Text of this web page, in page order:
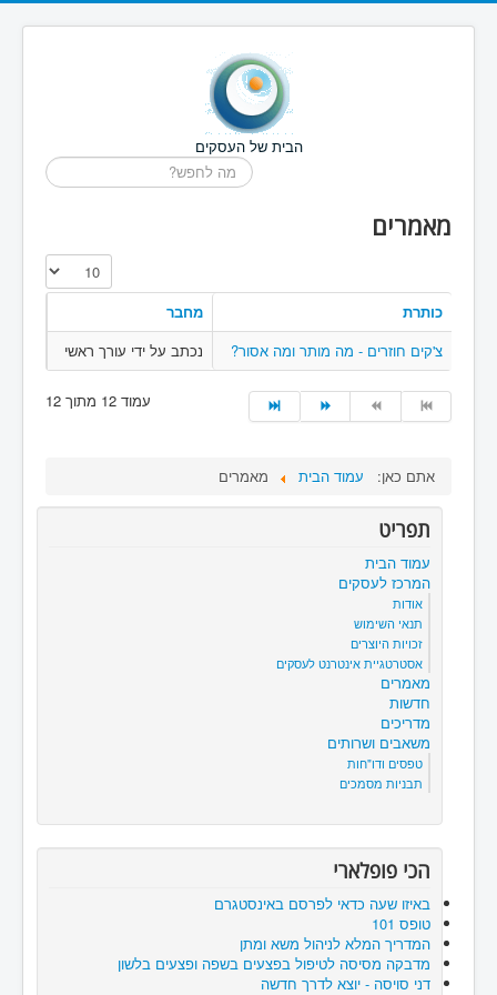
הבית של העסקים
חיפוש...
מאמרים
הצגת #
כותרת
מחבר
צ'קים חוזרים - מה מותר ומה אסור?
נכתב על ידי עורך ראשי
עמוד 12 מתוך 12
אתם כאן: עמוד הבית מאמרים
תפריט
עמוד הבית
המרכז לעסקים
אודות
תנאי השימוש
זכויות היוצרים
אסטרטגיית אינטרנט לעסקים
מאמרים
חדשות
מדריכים
משאבים ושרותים
טפסים ודו"חות
תבניות מסמכים
הכי פופלארי
באיזו שעה כדאי לפרסם באינסטגרם
טופס 101
המדריך המלא לניהול משא ומתן
מדבקה מסיסה לטיפול בפצעים בשפה ופצעים בלשון
דני סויסה - יוצא לדרך חדשה